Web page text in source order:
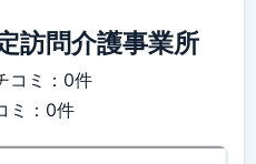
訪問介護事業所
コミ：0件
ミ：0件